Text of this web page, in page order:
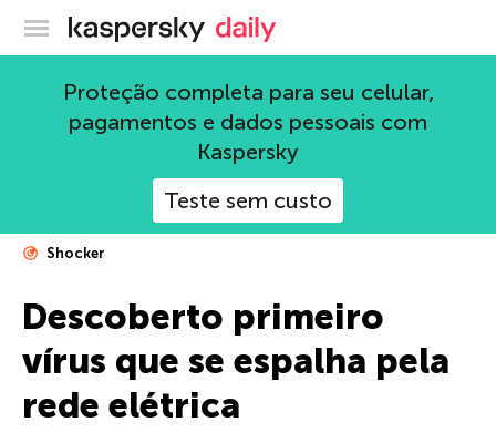
Blog oficial da Kaspersky
Proteção completa para seu celular,
pagamentos e dados pessoais com
Kaspersky
Teste sem custo
Shocker
Descoberto primeiro
vírus que se espalha pela
rede elétrica